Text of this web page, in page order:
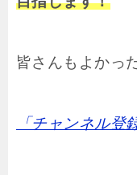
皆さんもよか
「チャンネル登